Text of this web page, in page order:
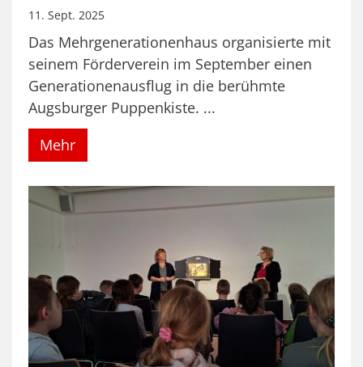
11. Sept. 2025
Das Mehrgenerationenhaus organisierte mit
seinem Förderverein im September einen
Generationenausflug in die berühmte
Augsburger Puppenkiste. ...
Mehr